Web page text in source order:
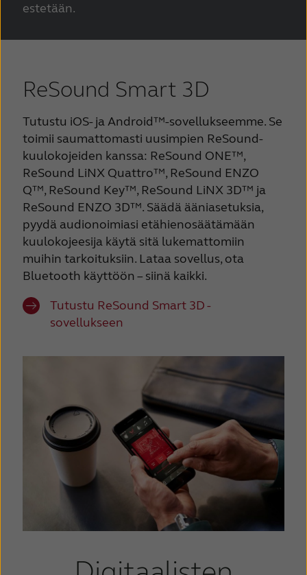
estetään.
ReSound Smart 3D
Tutustu iOS- ja Android™-sovellukseemme. Se
toimii saumattomasti uusimpien ReSound-
kuulokojeiden kanssa: ReSound ONE™,
ReSound LiNX Quattro™, ReSound ENZO
Q™, ReSound Key™, ReSound LiNX 3D™ ja
ReSound ENZO 3D™. Säädä ääniasetuksia,
pyydä audionoimiasi etähienosäätämään
kuulokojeesija käytä sitä lukemattomiin
muihin tarkoituksiin. Lataa sovellus, ota
Bluetooth käyttöön – siinä kaikki.
Tutustu ReSound Smart 3D -
sovellukseen